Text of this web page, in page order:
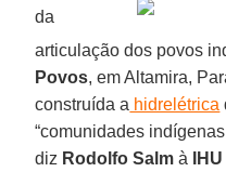
da
articulação dos povos
Povos, em Altamira,
construída a hidrelétrica
“comunidades
diz Rodolfo Salm à